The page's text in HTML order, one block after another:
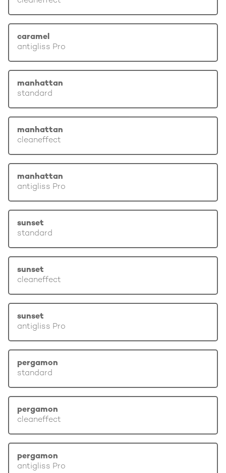
caramel
antigliss Pro
manhattan
standard
manhattan
cleaneffect
manhattan
antigliss Pro
sunset
standard
sunset
cleaneffect
sunset
antigliss Pro
pergamon
standard
pergamon
cleaneffect
pergamon
antigliss Pro